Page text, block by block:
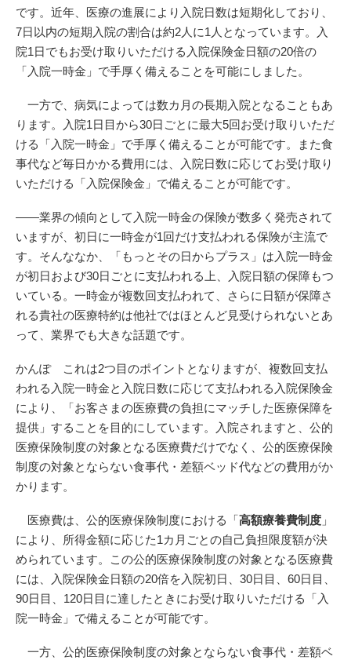
です。近年、医療の進展により入院日数は短期化しており、
7日以内の短期入院の割合は約2人に1人となっています。入
院1日でもお受け取りいただける入院保険金日額の20倍の
「入院一時金」で手厚く備えることを可能にしました。
一方で、病気によっては数カ月の長期入院となることもあ
ります。入院1日目から30日ごとに最大5回お受け取りいただ
ける「入院一時金」で手厚く備えることが可能です。また食
事代など毎日かかる費用には、入院日数に応じてお受け取り
いただける「入院保険金」で備えることが可能です。
――業界の傾向として入院一時金の保険が数多く発売されて
いますが、初日に一時金が1回だけ支払われる保険が主流で
す。そんななか、「もっとその日からプラス」は入院一時金
が初日および30日ごとに支払われる上、入院日額の保障もつ
いている。一時金が複数回支払われて、さらに日額が保障さ
れる貴社の医療特約は他社ではほとんど見受けられないとあ
って、業界でも大きな話題です。
かんぽ これは2つ目のポイントとなりますが、複数回支払
われる入院一時金と入院日数に応じて支払われる入院保険金
により、「お客さまの医療費の負担にマッチした医療保障を
提供」することを目的にしています。入院されますと、公的
医療保険制度の対象となる医療費だけでなく、公的医療保険
制度の対象とならない食事代・差額ベッド代などの費用がか
かります。
医療費は、公的医療保険制度における「高額療養費制度 」
により、所得金額に応じた1カ月ごとの自己負担限度額が決
められています。この公的医療保険制度の対象となる医療費
には、入院保険金日額の20倍を入院初日、30日目、60日目、
90日目、120日目に達したときにお受け取りいただける「入
院一時金」で備えることが可能です。
一方、公的医療保険制度の対象とならない食事代・差額ベ